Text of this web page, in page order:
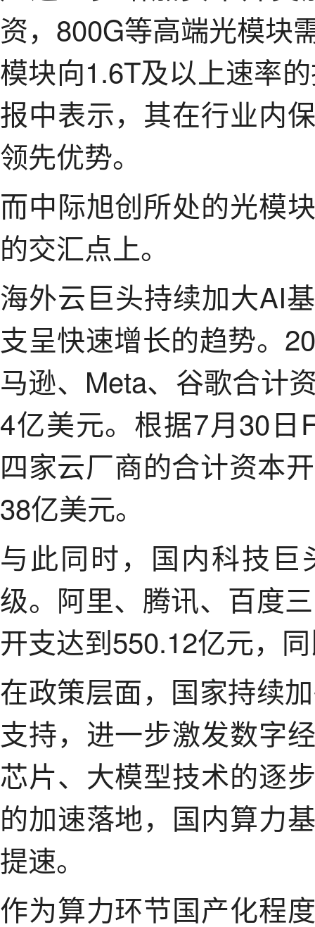
资，800G等高端光模块
模块向1.6T及以上速率
报中表示，其在行业内
领先优势。
而中际旭创所处的光模
的交汇点上。
海外云巨头持续加大AI
支呈快速增长的趋势。
马逊、Meta、谷歌合计
4亿美元。根据7月30日
四家云厂商的合计资本
38亿美元。
与此同时，国内科技
级。阿里、腾讯、百度
开支达到550.12亿元，
在政策层面，国家持续
支持，进一步激发数字
芯片、大模型技术的逐
的加速落地，国内算力
提速。
作为算力环节国产化程